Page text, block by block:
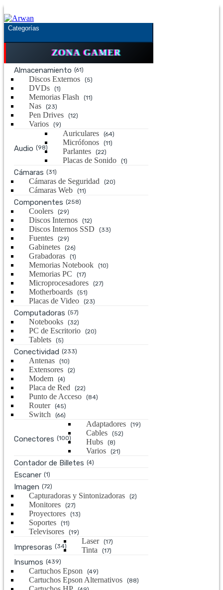
Saltar
a
la
navegación
Saltar
al
contenido
Categorías
ZONA GAMER
Almacenamiento (61)
Discos Externos (5)
DVDs (1)
Memorias Flash (11)
Nas (23)
Pen Drives (12)
Varios (9)
Audio (98)
Auriculares (64)
Micrófonos (11)
Parlantes (22)
Placas de Sonido (1)
Cámaras (31)
Cámaras de Seguridad (20)
Cámaras Web (11)
Componentes (258)
Coolers (29)
Discos Internos (12)
Discos Internos SSD (33)
Fuentes (29)
Gabinetes (26)
Grabadoras (1)
Memorias Notebook (10)
Memorias PC (17)
Microprocesadores (27)
Motherboards (51)
Placas de Video (23)
Computadoras (57)
Notebooks (32)
PC de Escritorio (20)
Tablets (5)
Conectividad (233)
Antenas (10)
Extensores (2)
Modem (4)
Placa de Red (22)
Punto de Acceso (84)
Router (45)
Switch (66)
Conectores (100)
Adaptadores (19)
Cables (52)
Hubs (8)
Varios (21)
Contador de Billetes (4)
Escaner (1)
Imagen (72)
Capturadoras y Sintonizadoras (2)
Monitores (27)
Proyectores (13)
Soportes (11)
Televisores (19)
Impresoras (34)
Laser (17)
Tinta (17)
Insumos (439)
Cartuchos Epson (49)
Cartuchos Epson Alternativos (88)